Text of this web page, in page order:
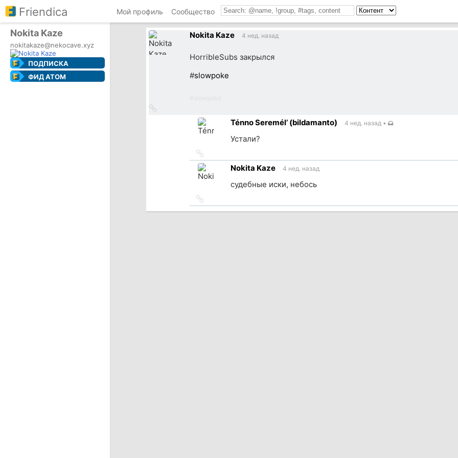
Friendica Мой профиль Сообщество
Nokita Kaze
nokitakaze@nekocave.xyz
ПОДПИСКА
ФИД ATOM
Nokita Kaze 4 нед. назад
HorribleSubs закрылся
#slowpoke
Ténno Seremél’ (bildamanto) 4 нед. назад •
Устали?
на
источникNokita Kaze 4 нед. назад
судебные иски, небось
на